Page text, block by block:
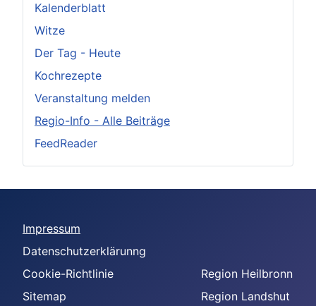
Kalenderblatt
Witze
Der Tag - Heute
Kochrezepte
Veranstaltung melden
Regio-Info - Alle Beiträge
FeedReader
Impressum
Datenschutzerklärunng
Cookie-Richtlinie
Sitemap
Region Heilbronn
Region Landshut